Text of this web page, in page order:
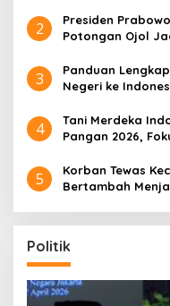
2
Presiden
Potongan Ojol
3
Panduan
Negeri ke
4
Tani Merdeka
Pangan 2026,
5
Korban Tewas
Bertambah
Politik